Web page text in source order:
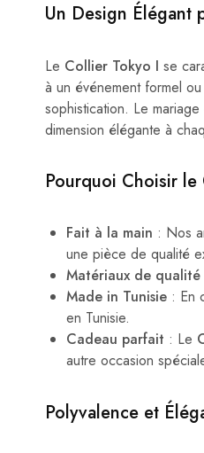
Un Design Élégant
Le Collier Tokyo I se
à un événement formel
sophistication. Le
dimension élégante à
Pourquoi Choisir
Fait à la main : Nos
une pièce de qualité
Matériaux de qualité
Made in Tunisie : En
en Tunisie.
Cadeau parfait : Le
autre occasion
Polyvalence et